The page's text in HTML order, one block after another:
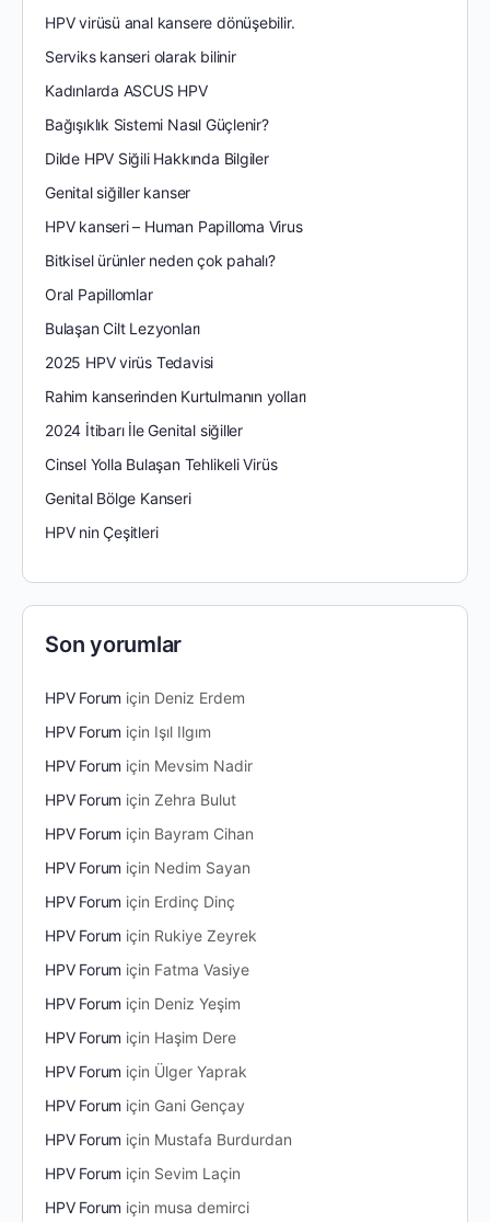
HPV virüsü anal kansere dönüşebilir.
Serviks kanseri olarak bilinir
Kadınlarda ASCUS HPV
Bağışıklık Sistemi Nasıl Güçlenir?
Dilde HPV Siğili Hakkında Bilgiler
Genital siğiller kanser
HPV kanseri – Human Papilloma Virus
Bitkisel ürünler neden çok pahalı?
Oral Papillomlar
Bulaşan Cilt Lezyonları
2025 HPV virüs Tedavisi
Rahim kanserinden Kurtulmanın yolları
2024 İtibarı İle Genital siğiller
Cinsel Yolla Bulaşan Tehlikeli Virüs
Genital Bölge Kanseri
HPV nin Çeşitleri
Son yorumlar
HPV Forum için Deniz Erdem
HPV Forum için Işıl Ilgım
HPV Forum için Mevsim Nadir
HPV Forum içinZehra Bulut
HPV Forum için Bayram Cihan
HPV Forum için Nedim Sayan
HPV Forum için Erdinç Dinç
HPV Forum için Rukiye Zeyrek
HPV Forum için Fatma Vasiye
HPV Forum için Deniz Yeşim
HPV Forum için Haşim Dere
HPV Forum için Ülger Yaprak
HPV Forum için Gani Gençay
HPV Forum için Mustafa Burdurdan
HPV Forum için Sevim Laçin
HPV Forum için musa demirci